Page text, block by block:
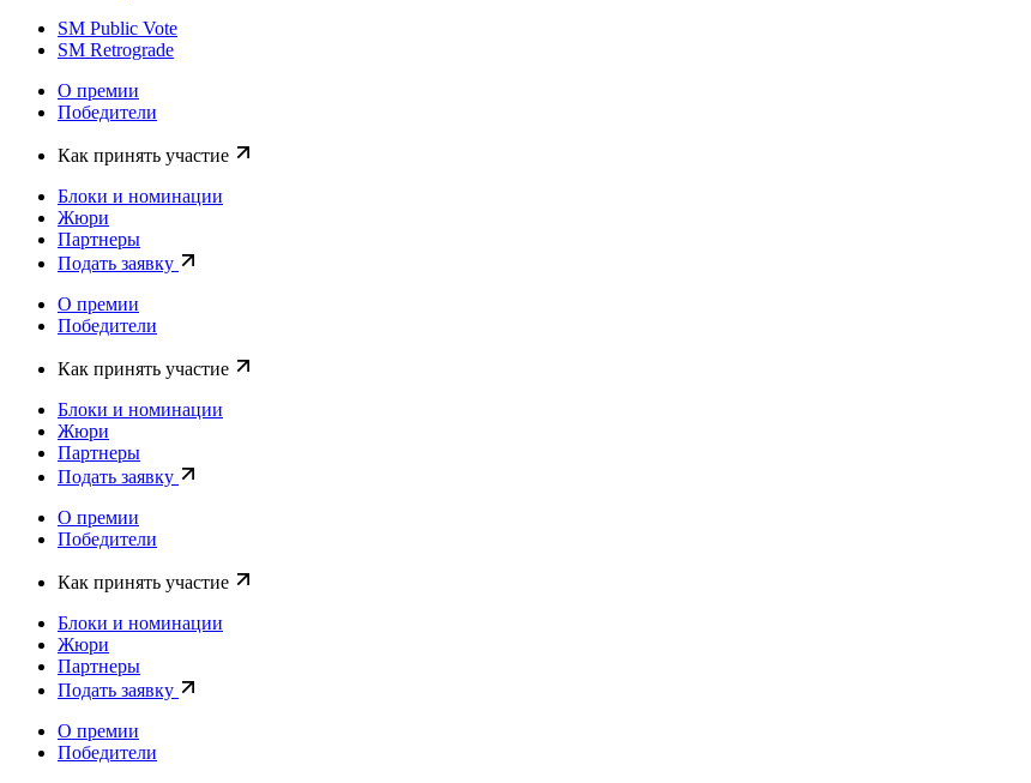
SM Public Vote
SM Retrograde
О премии
Победители
Как принять участие
Блоки и номинации
Жюри
Партнеры
Подать заявку
О премии
Победители
Как принять участие
Блоки и номинации
Жюри
Партнеры
Подать заявку
О премии
Победители
Как принять участие
Блоки и номинации
Жюри
Партнеры
Подать заявку
О премии
Победители